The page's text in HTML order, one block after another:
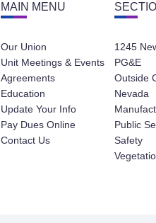
MAIN MENU
Our Union
Unit Meetings & Events
Agreements
Education
Update Your Info
Pay Dues Online
Contact Us
1245
PG&E
Outside
Nevada
Public
Safety